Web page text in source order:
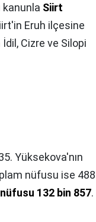
kanunla Siirt
Eruh ilçesine
Cizre ve Silopi
Yüksekova'nın
nüfusu ise 488
132 bin 857.